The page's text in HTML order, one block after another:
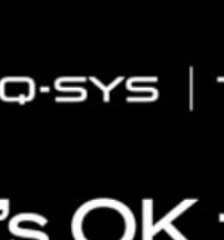
ス
ド：
1